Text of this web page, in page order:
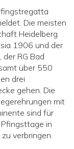
Die meisten
Heidelberg
1906 und der
RG Bad
über 550
drei
gehen. Die
mit
sind für
Pfingsttage in
verbringen.